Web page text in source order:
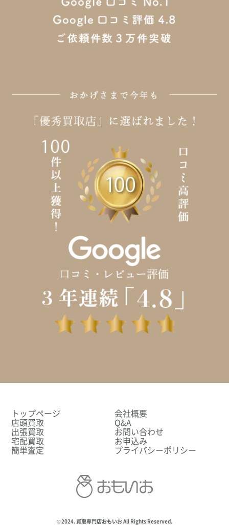
トップページ
店頭買取
出張買取
宅配買取
簡単査定
会社概要
Q&A
お問い合わせ
お申込み
プライバシーポリシー
© 2024. 買取専門店おもいお All Rights Reserved.